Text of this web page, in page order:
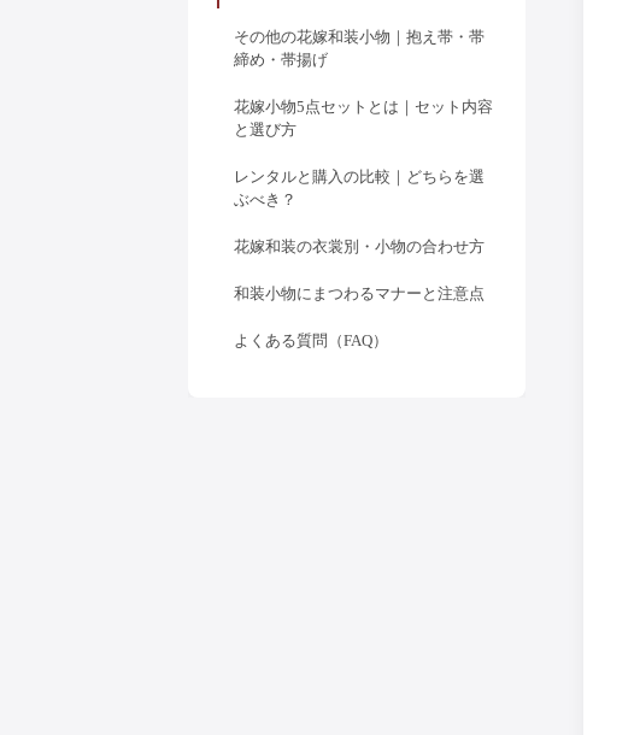
その他の花嫁和装小物｜抱え帯・帯
締め・帯揚げ
花嫁小物5点セットとは｜セット内容
と選び方
レンタルと購入の比較｜どちらを選
ぶべき？
花嫁和装の衣裳別・小物の合わせ方
和装小物にまつわるマナーと注意点
よくある質問（FAQ）